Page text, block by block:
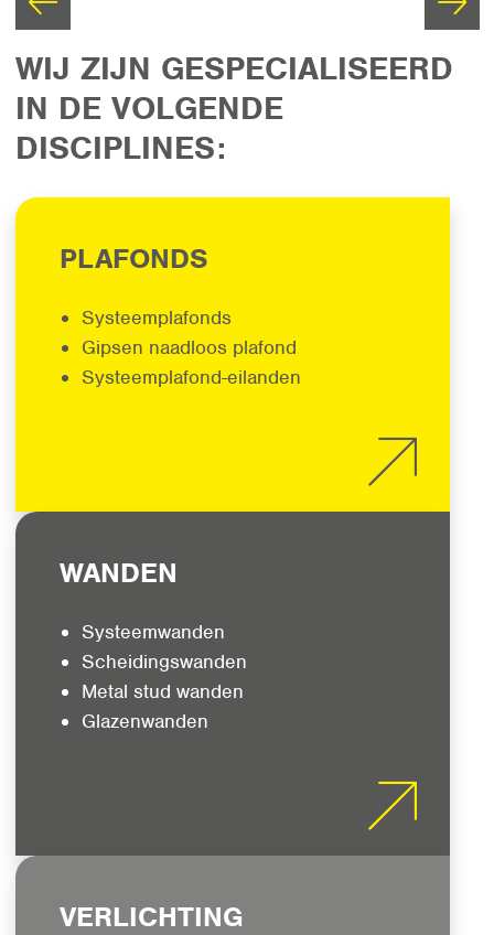
WIJ ZIJN GESPECIALISEERD
IN DE VOLGENDE
DISCIPLINES:
PLAFONDS
Systeemplafonds
Gipsen naadloos plafond
Systeemplafond-eilanden
WANDEN
Systeemwanden
Scheidingswanden
Metal stud wanden
Glazenwanden
VERLICHTING